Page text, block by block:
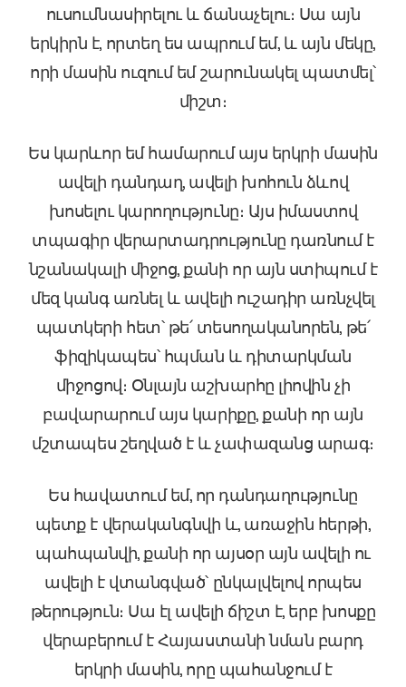
ուսումնասիրելու և ճանաչելու։ Սա այն
երկիրն է, որտեղ ես ապրում եմ, և այն մեկը,
որի մասին ուզում եմ շարունակել պատմել՝
միշտ։
Ես կարևոր եմ համարում այս երկրի մասին
ավելի դանդաղ, ավելի խոհուն ձևով
խոսելու կարողությունը։ Այս իմաստով
տպագիր վերարտադրությունը դառնում է
նշանակալի միջոց, քանի որ այն ստիպում է
մեզ կանգ առնել և ավելի ուշադիր առնչվել
պատկերի հետ՝ թե՛ տեսողականորեն, թե՛
ֆիզիկապես՝ հպման և դիտարկման
միջոցով։ Օնլայն աշխարհը լիովին չի
բավարարում այս կարիքը, քանի որ այն
մշտապես շեղված է և չափազանց արագ։
Ես հավատում եմ, որ դանդաղությունը
պետք է վերականգնվի և, առաջին հերթի,
պահպանվի, քանի որ այսօր այն ավելի ու
ավելի է վտանգված՝ ընկալվելով որպես
թերություն։ Սա էլ ավելի ճիշտ է, երբ խոսքը
վերաբերում է Հայաստանի նման բարդ
երկրի մասին, որը պահանջում է